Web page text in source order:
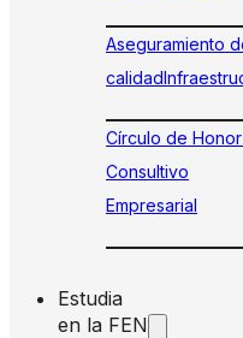
Aseguramiento
calidad
Círculo de Honor
Consultivo
Empresarial
Estudia
en la FEN